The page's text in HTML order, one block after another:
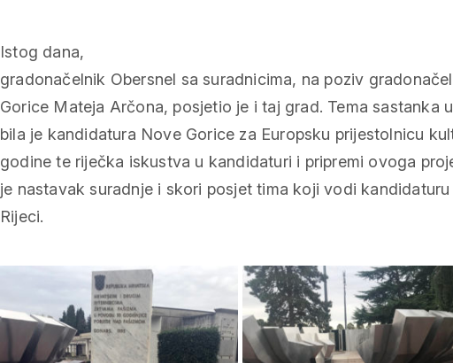
Istog dana,
gradonačelnik Obersnel sa suradnicima, na poziv
Gorice Mateja Arčona, posjetio je i taj grad. Tema sastanka
bila je kandidatura Nove Gorice za Europsku prijestolnicu
godine te riječka iskustva u kandidaturi i pripremi ovoga
je nastavak suradnje i skori posjet tima koji vodi
Rijeci.